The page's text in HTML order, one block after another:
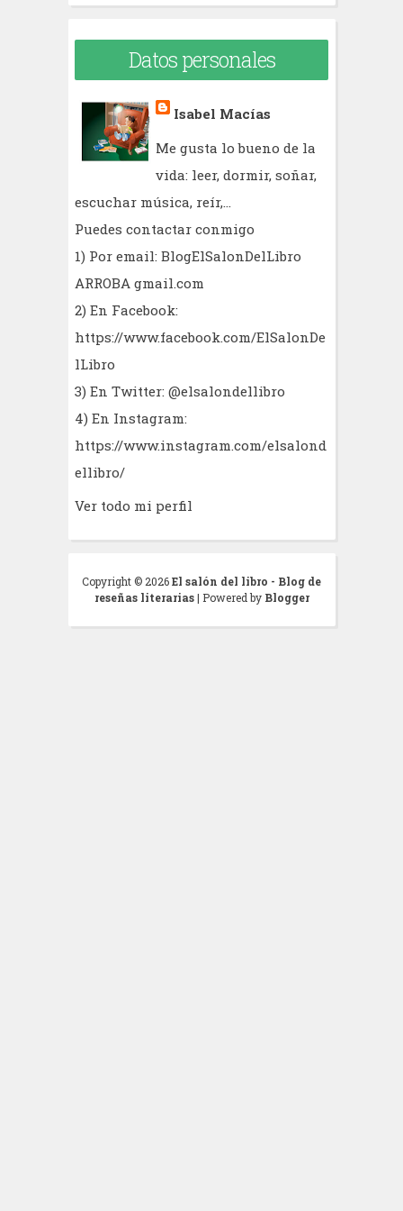
Datos personales
Isabel Macías
Me gusta lo bueno de la
vida: leer, dormir, soñar,
escuchar música, reír,...
Puedes contactar conmigo
1) Por email: BlogElSalonDelLibro
ARROBA gmail.com
2) En Facebook:
https://www.facebook.com/ElSalonDe
lLibro
3) En Twitter: @elsalondellibro
4) En Instagram:
https://www.instagram.com/elsalond
ellibro/
Ver todo mi perfil
Copyright © 2026El salón del libro - Blog de
reseñas literarias| Powered by Blogger